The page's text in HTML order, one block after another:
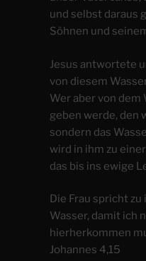
und selbst daraus
Söhnen und
Jesus antwortete
von diesem
Wer aber von dem
geben werde, den
sondern das
wird in ihm zu
das bis ins ewige
Die Frau spricht
Wasser, damit ich
hierherkommen
Johannes 4,15